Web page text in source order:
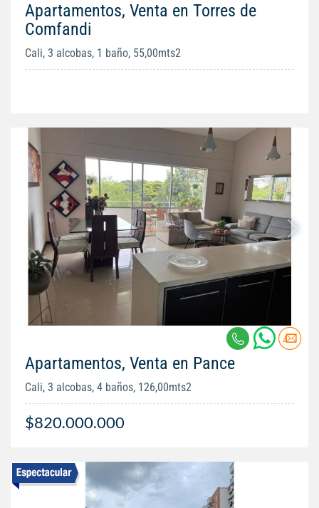
Apartamentos, Venta en Torres de
Comfandi
Cali, 3 alcobas, 1 baño, 55,00mts2
Apartamentos, Venta en Pance
Cali, 3 alcobas, 4 baños, 126,00mts2
$820.000.000